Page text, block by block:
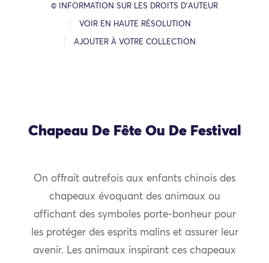
© INFORMATION SUR LES DROITS D’AUTEUR
VOIR EN HAUTE RÉSOLUTION
AJOUTER À VOTRE COLLECTION
Chapeau De Fête Ou De Festival
On offrait autrefois aux enfants chinois des
chapeaux évoquant des animaux ou
affichant des symboles porte-bonheur pour
les protéger des esprits malins et assurer leur
avenir. Les animaux inspirant ces chapeaux